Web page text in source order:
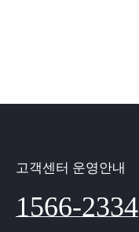
고객센터 운영안내
1566-2334